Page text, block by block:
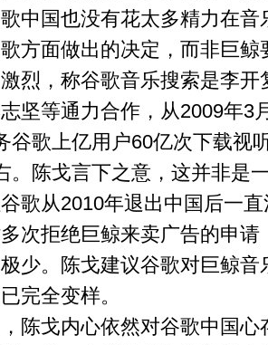
中国也没有花太多精力在
方面做出的决定，而非巨鲸
烈，称谷歌音乐搜索是李
坚等通力合作，从2009年3
谷歌上亿用户60亿次下载视
。陈戈言下之意，这并非是
歌从2010年退出中国后一
次拒绝巨鲸来卖广告的申
少。陈戈建议谷歌对巨鲸
完全变样。
陈戈内心依然对谷歌中国